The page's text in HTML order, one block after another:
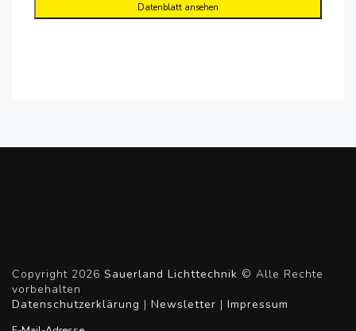
Datenblatt ansehen
Copyright 2026 Sauerland Lichttechnik © Alle Rechte
vorbehalten
Datenschutzerklärung | Newsletter | Impressum